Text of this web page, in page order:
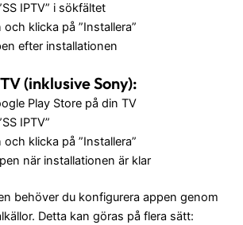
IPTV” i sökfältet
och klicka på ”Installera”
efter installationen
(inklusive Sony):
Play Store på din TV
IPTV”
och klicka på ”Installera”
när installationen är klar
behöver du konfigurera appen genom
Detta kan göras på flera sätt: